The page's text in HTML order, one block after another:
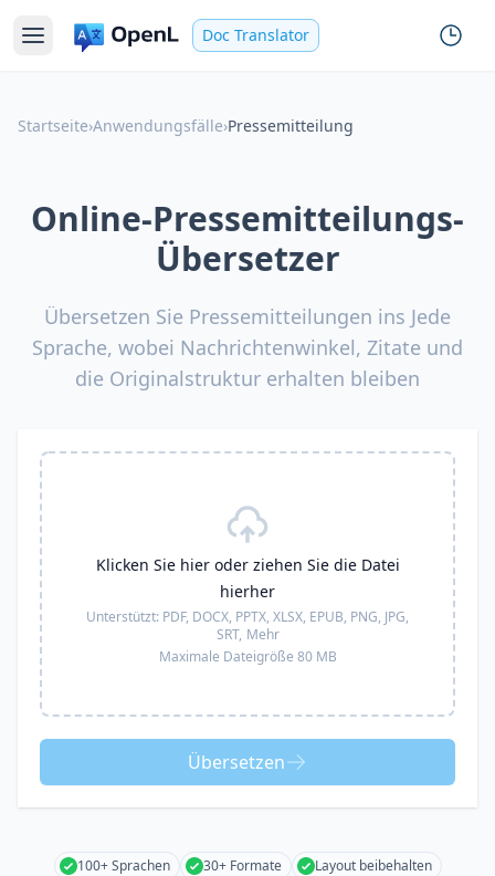
Doc Translator
Startseite›Anwendungsfälle›Pressemitteilung
Online-Pressemitteilungs-
Übersetzer
Übersetzen Sie Pressemitteilungen ins Jede
Sprache, wobei Nachrichtenwinkel, Zitate und
die Originalstruktur erhalten bleiben
Klicken Sie hier oder ziehen Sie die Datei
hierher
Unterstützt: PDF, DOCX, PPTX, XLSX, EPUB, PNG, JPG,
SRT, Mehr
Maximale Dateigröße 80 MB
Übersetzen
100+ Sprachen 30+ Formate
Layout beibehalten